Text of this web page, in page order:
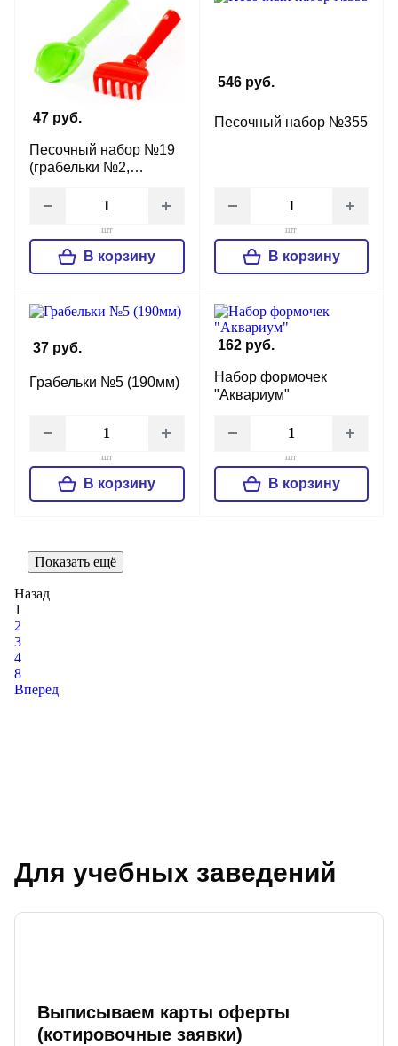
47 руб.
Песочный набор №19
(грабельки №2,
В корзину
шт
546 руб.
Песочный набор №355
В корзину
шт
37 руб.
Грабельки №5 (190мм)
В корзину
шт
162 руб.
Набор формочек
"Аквариум"
В корзину
шт
Показать ещё
Назад
1
2
3
4
8
Вперед
Для учебных заведений
Выписываем карты оферты
(котировочные заявки)